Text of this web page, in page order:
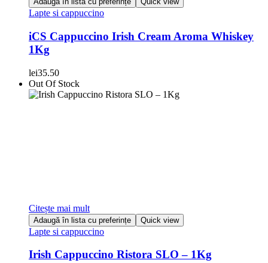
Lapte si cappuccino
iCS Cappuccino Irish Cream Aroma Whiskey
1Kg
lei35.50
Out Of Stock
Citește mai mult
Adaugă în lista cu preferințe Quick view
Lapte si cappuccino
Irish Cappuccino Ristora SLO – 1Kg